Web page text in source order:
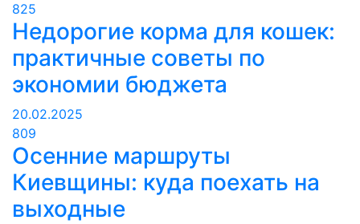
825
Недорогие корма для кошек:
практичные советы по
экономии бюджета
20.02.2025
809
Осенние маршруты
Киевщины: куда поехать на
выходные